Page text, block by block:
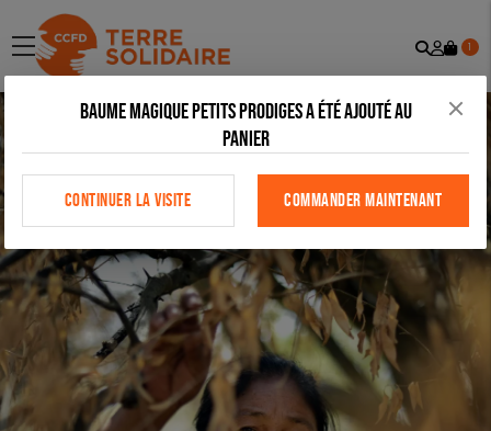
menu
Mon
1
Baume Magique Petits Prodiges a été ajouté au
panier
CONTINUER LA VISITE COMMANDER MAINTENANT